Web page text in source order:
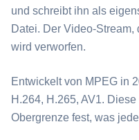
und schreibt ihn als
Datei. Der Video-Stream,
wird verworfen.
Entwickelt von MPEG in
H.264, H.265, AV1.
Obergrenze fest, was